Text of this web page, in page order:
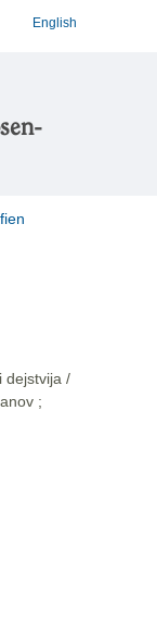
English
dejstvija /
;